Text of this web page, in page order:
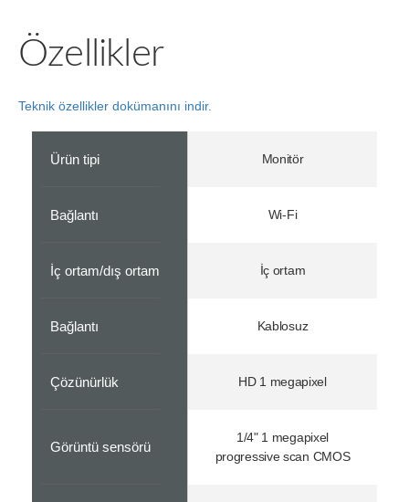
Özellikler
Teknik özellikler dokümanını indir.
Ürün tipi Monitör
Bağlantı Wi-Fi
İç ortam/dış ortam İç ortam
Bağlantı Kablosuz
Çözünürlük HD 1 megapixel
Görüntü sensörü
1/4" 1 megapixel
progressive scan CMOS